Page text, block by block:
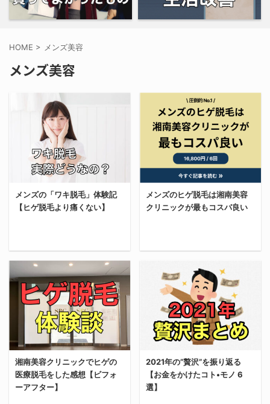
HOME > メンズ美容
メンズ美容
メンズの「ワキ脱毛」体験記
【ヒゲ脱毛より痛くない】
今回は、ヒゲ脱毛に続い
て「ワキ脱毛」をしてき
たから、備忘録として書
いていく。 「ワキ脱毛っ
て実際どうなの？」と迷
っている男達の役に立て
れば嬉しい。 【結論】男
もワキ脱毛をやらないと
損！ 結論、男もワキ脱毛
をやった方がいい。 むし
ろやらないと人生損する
メンズのヒゲ脱毛は湘南美容
クリニックが最もコスパ良い
今回はSBC湘南美容クリ
値下げされたから、実際
に行ってきた感想含めレ
ビューしていく。 この価
格改定で、元々最強だっ
た湘南美容クリニックが
なってしまった感はあ
る。 俺は大学生の頃から
湘南美容クリニックでヒ
湘南美容クリニックでヒゲの
医療脱毛をした感想【ビフォ
ーアフター】
2021年の”贅沢”を振り返る
【お金をかけたコト•モノ 6
選】